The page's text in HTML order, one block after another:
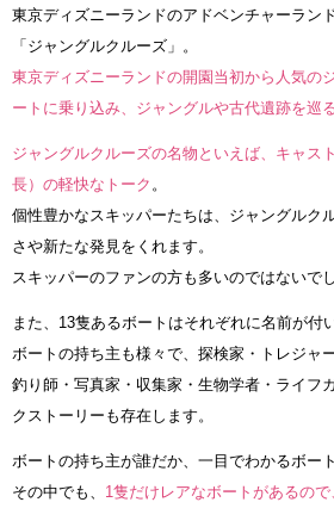
東京ディズニーランドのアドベンチャーラン
「ジャングルクルーズ」。
東京ディズニーランドの開園当初から人気の
ートに乗り込み、ジャングルや古代遺跡を巡
ジャングルクルーズの名物といえば、キャス
長）の軽快なトーク 。
個性豊かなスキッパーたちは、ジャングルク
さや新たな発見をくれます。
スキッパーのファンの方も多いのではないで
また、13隻あるボートはそれぞれに名前が付
ボートの持ち主も様々で、探検家・トレジャ
釣り師・写真家・収集家・生物学者・ライフ
クストーリーも存在します。
ボートの持ち主が誰だか、一目でわかるボー
その中でも、 1隻だけレアなボートがあるの